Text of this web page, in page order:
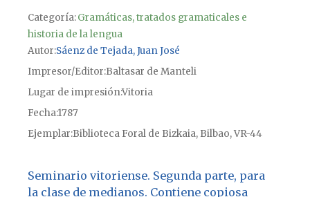
Categoría:Gramáticas, tratados gramaticales e
historia de la lengua
Autor Sáenz de Tejada, Juan José
Impresor/Editor Baltasar de Manteli
Lugar de impresiónVitoria
Fecha1787
Ejemplar Biblioteca Foral de Bizkaia, Bilbao, VR-44
Seminario vitoriense. Segunda parte, para
la clase de medianos. Contiene copiosa